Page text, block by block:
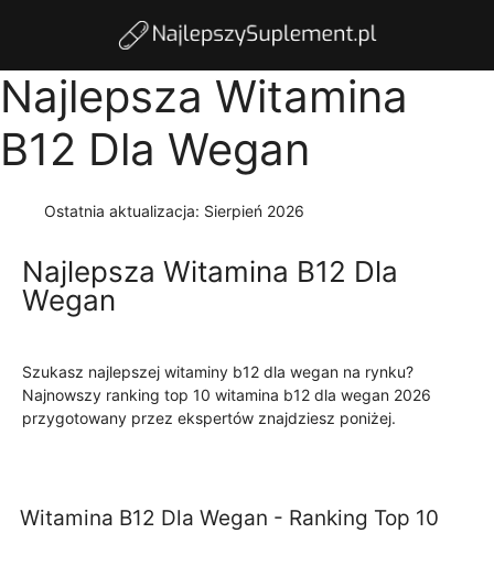
Najlepsza Witamina
B12 Dla Wegan
Ostatnia aktualizacja: Sierpień 2026
Najlepsza Witamina B12 Dla
Wegan
Szukasz najlepszej witaminy b12 dla wegan na rynku?
Najnowszy ranking top 10 witamina b12 dla wegan 2026
przygotowany przez ekspertów znajdziesz poniżej.
Witamina B12 Dla Wegan - Ranking Top 10